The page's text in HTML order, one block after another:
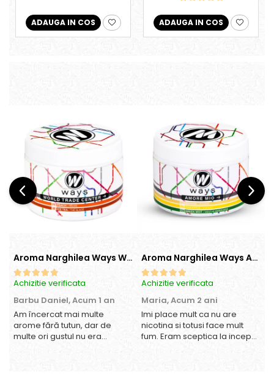
ADAUGA IN COS ADAUGA IN COS
Aroma Narghilea Ways World Trade Center - Piersica cu Ice Tea, 200gr
Achizitie verificata
Barbu Daniel,Acum 1 an
Am încercat mai multe
arome fără tutun, dar de
multe ori gustul nu era
Aroma Narghilea Ways Amore - Banana, Ananas si Menta, 200gr
Achizitie verificata
Maria,Acum 2 ani
Imi place mult ca nu are
nicotina si totusi face mult
fum. Eram sceptica la inceput,